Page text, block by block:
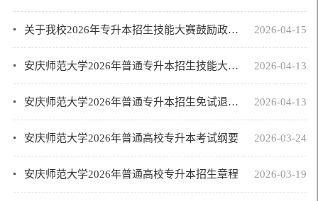
2026-04-15
关于我校2026年专升本招生技能大赛鼓励政策及免试退役士兵考生预录取结果查询的通...
2026-04-13
安庆师范大学2026年普通专升本招生技能大赛免试面试工作方案
2026-04-13
安庆师范大学2026年普通专升本招生免试退役士兵面试工作方案
2026-03-24
安庆师范大学2026年普通高校专升本考试纲要
2026-03-19
安庆师范大学2026年普通高校专升本招生章程